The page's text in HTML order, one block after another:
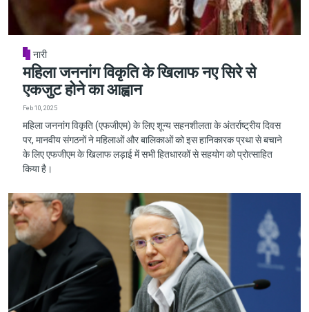
नारी
महिला जननांग विकृति के खिलाफ नए सिरे से
एकजुट होने का आह्वान
Feb 10, 2025
महिला जननांग विकृति (एफजीएम) के लिए शून्य सहनशीलता के अंतर्राष्ट्रीय दिवस
पर, मानवीय संगठनों ने महिलाओं और बालिकाओं को इस हानिकारक प्रथा से बचाने
के लिए एफजीएम के खिलाफ लड़ाई में सभी हितधारकों से सहयोग को प्रोत्साहित
किया है।